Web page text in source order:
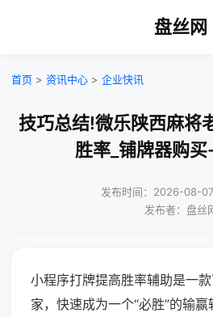
盘丝网
首页 > 资讯中心 > 企业快讯
技巧总结!微乐陕西麻将
胜率_铺牌器购
发布时间：2026-08-
发布者：盘丝
小程序打牌提高胜率辅助是一
家，快速成为一个“必胜”的输